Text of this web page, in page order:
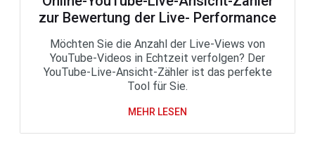
zur Bewertung der Live- Performance
Möchten Sie die Anzahl der Live-Views von
YouTube-Videos in Echtzeit verfolgen? Der
YouTube-Live-Ansicht-Zähler ist das perfekte
Tool für Sie.
MEHR LESEN